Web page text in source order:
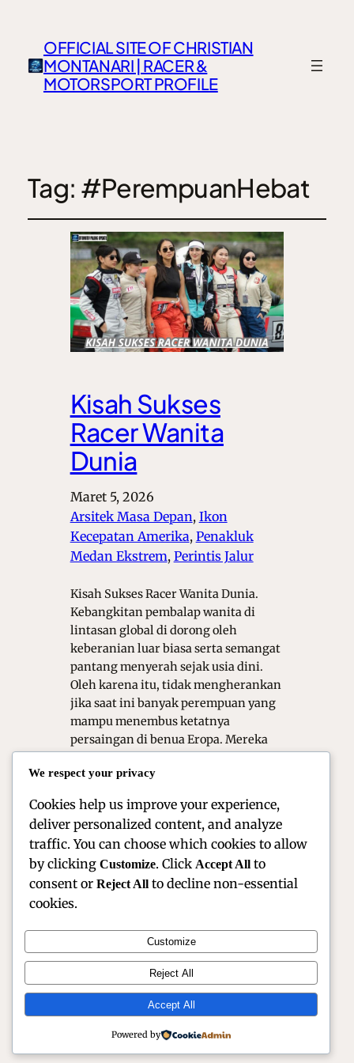
OFFICIAL SITE OF CHRISTIAN
MONTANARI | RACER &
MOTORSPORT PROFILE
Tag: #PerempuanHebat
Kisah Sukses
Racer Wanita
Dunia
Maret 5, 2026
Arsitek Masa Depan, Ikon
Kecepatan Amerika, Penakluk
Medan Ekstrem, Perintis Jalur
Kisah Sukses Racer Wanita Dunia.
Kebangkitan pembalap wanita di
lintasan global di dorong oleh
keberanian luar biasa serta semangat
pantang menyerah sejak usia dini.
Oleh karena itu, tidak mengherankan
jika saat ini banyak perempuan yang
mampu menembus ketatnya
persaingan di benua Eropa. Mereka
antara di siplin tinggi dan teknik
Official Site of Christian Montanari | Racer & Motorsport
Profile
We respect your privacy
Cookies help us improve your experience,
deliver personalized content, and analyze
traffic. You can choose which cookies to allow
by clicking Customize. Click Accept All to
consent or Reject All to decline non-essential
cookies.
Customize
Reject All
Accept All
Powered by